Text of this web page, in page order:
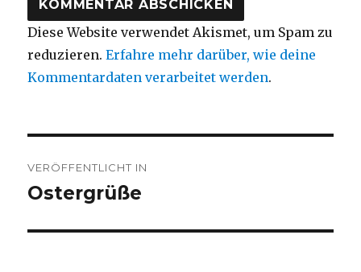
Diese Website verwendet Akismet, um Spam zu
reduzieren.Erfahre mehr darüber, wie deine
Kommentardaten verarbeitet werden.
VERÖFFENTLICHT IN
Ostergrüße